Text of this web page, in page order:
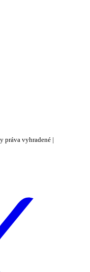
práva vyhradené |